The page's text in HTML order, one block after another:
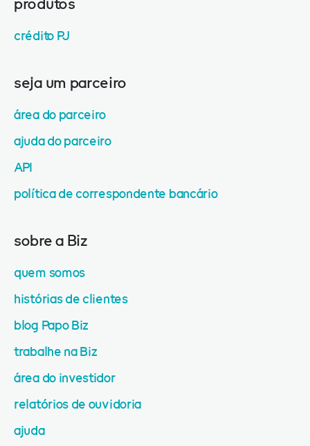
crédito PJ
seja um parceiro
área do parceiro
ajuda do parceiro
API
política de correspondente bancário
sobre a Biz
quem somos
histórias de clientes
blog Papo Biz
trabalhe na Biz
área do investidor
relatórios de ouvidoria
ajuda